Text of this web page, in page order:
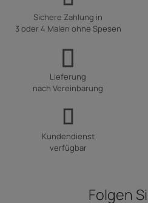
Sichere Zahlung in
3 oder 4 Malen ohne Spesen
Lieferung
nach Vereinbarung
Kundendienst
verfügbar
Folgen